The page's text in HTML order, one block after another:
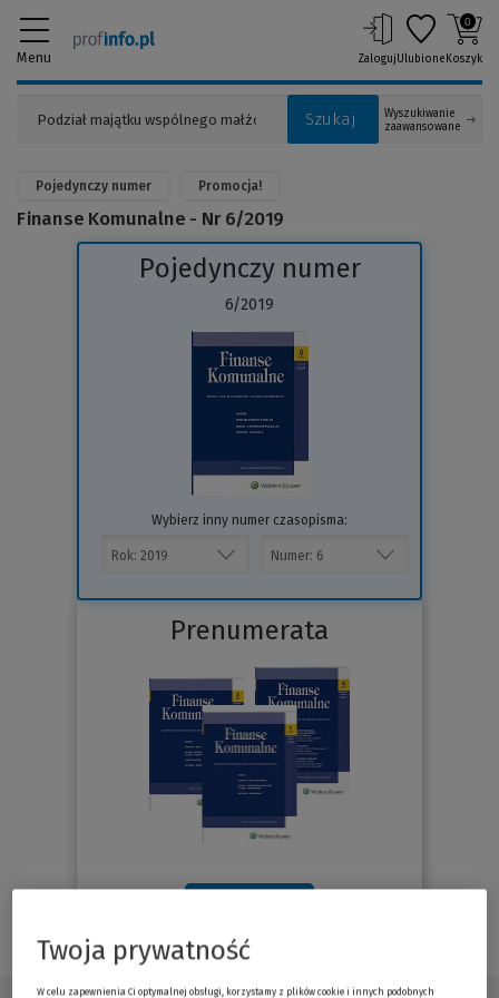
Menu
Szukaj
Wyszukiwanie
zaawansowane
ZalogujUlubione
0
Koszyk
Pojedynczy numer Promocja!
Finanse Komunalne - Nr 6/2019
Pojedynczy numer
6/2019
do
Wybierz inny numer czasopisma:
Prenumerata
Twoja prywatność
W celu zapewnienia Ci optymalnej obsługi, korzystamy z plików cookie i innych podobnych